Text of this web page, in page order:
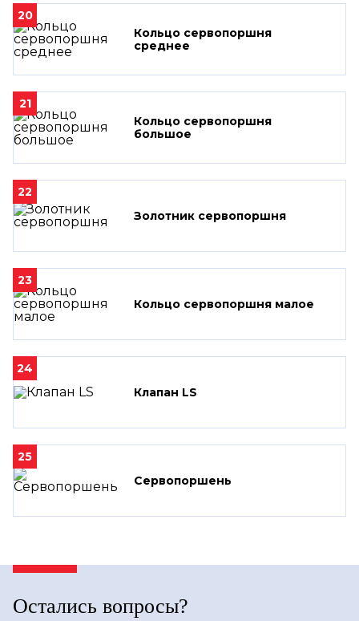
20
Кольцо сервопоршня
среднее
21
Кольцо сервопоршня
большое
22
Золотник сервопоршня
23
Кольцо сервопоршня малое
24
Клапан LS
25
Сервопоршень
Остались вопросы?